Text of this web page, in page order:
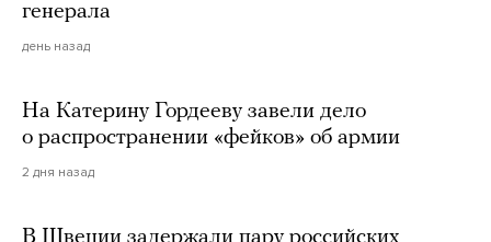
генерала
день назад
На Катерину Гордееву завели дело
о распространении «фейков» об армии
2 дня назад